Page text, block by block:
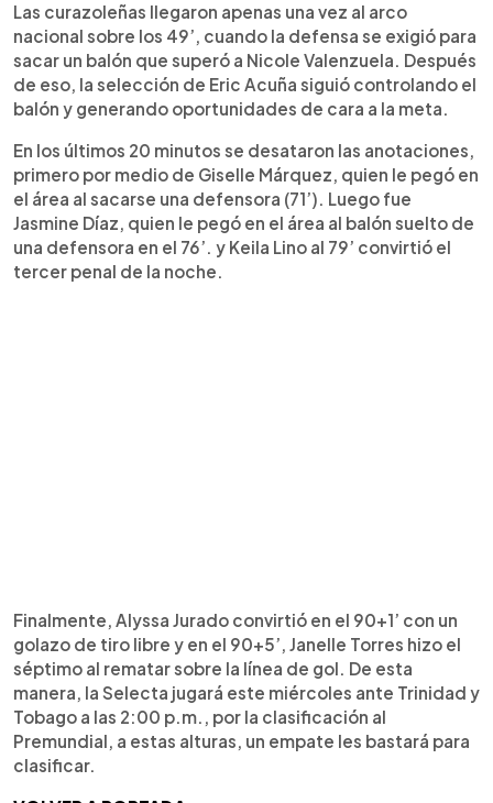
Las curazoleñas llegaron apenas una vez al arco
nacional sobre los 49’, cuando la defensa se exigió para
sacar un balón que superó a Nicole Valenzuela. Después
de eso, la selección de Eric Acuña siguió controlando el
balón y generando oportunidades de cara a la meta.
En los últimos 20 minutos se desataron las anotaciones,
primero por medio de Giselle Márquez, quien le pegó en
el área al sacarse una defensora (71’). Luego fue
Jasmine Díaz, quien le pegó en el área al balón suelto de
una defensora en el 76’. y Keila Lino al 79’ convirtió el
tercer penal de la noche.
Finalmente, Alyssa Jurado convirtió en el 90+1’ con un
golazo de tiro libre y en el 90+5’, Janelle Torres hizo el
séptimo al rematar sobre la línea de gol. De esta
manera, la Selecta jugará este miércoles ante Trinidad y
Tobago a las 2:00 p.m., por la clasificación al
Premundial, a estas alturas, un empate les bastará para
clasificar.